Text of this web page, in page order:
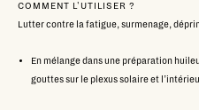
COMMENT L'UTILISER ?
Lutter contre la fatigue, surmenage,
En mélange dans une préparation
gouttes sur le plexus solaire et